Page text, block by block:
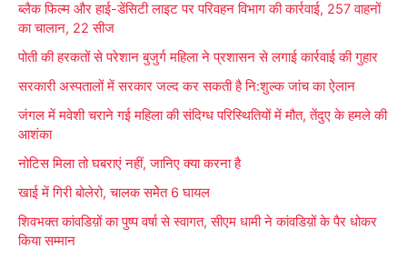
o
ब्लैक फिल्म और हाई-डेंसिटी लाइट पर परिवहन विभाग की कार्रवाई, 257 वाहनों
का चालान, 22 सीज
पोती की हरकतों से परेशान बुजुर्ग महिला ने प्रशासन से लगाई कार्रवाई की गुहार
सरकारी अस्पतालों में सरकार जल्द कर सकती है नि:शुल्क जांच का ऐलान
जंगल में मवेशी चराने गई महिला की संदिग्ध परिस्थितियों में मौत, तेंदुए के हमले की
आशंका
नोटिस मिला तो घबराएं नहीं, जानिए क्या करना है
खाई में गिरी बोलेरो, चालक समेेत 6 घायल
शिवभक्त कांवडिय़ों का पुष्प वर्षा से स्वागत, सीएम धामी ने कांवडिय़ों के पैर धोकर
किया सम्मान